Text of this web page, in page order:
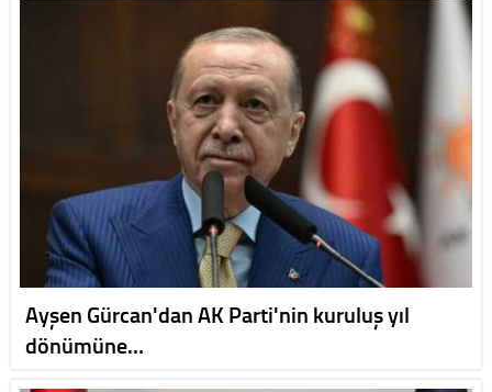
Ayşen Gürcan'dan AK Parti'nin kuruluş yıl
dönümüne…